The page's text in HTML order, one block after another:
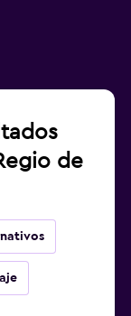
de